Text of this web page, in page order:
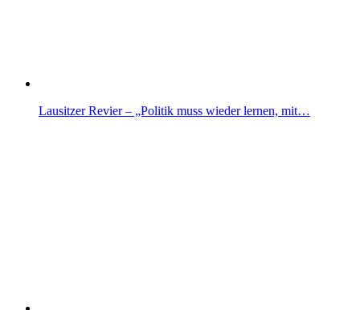
Lausitzer Revier – „Politik muss wieder lernen, mit…